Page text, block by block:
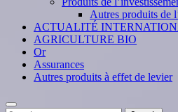
Autres produits de
ACTUALITÉ
AGRICULTURE BIO
Or
Assurances
Autres produits à effet de levier
Search